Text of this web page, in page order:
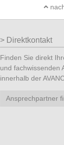
Direktkontakt
Finden Sie direkt
und fachwissenden
innerhalb der
Ansprechpartner